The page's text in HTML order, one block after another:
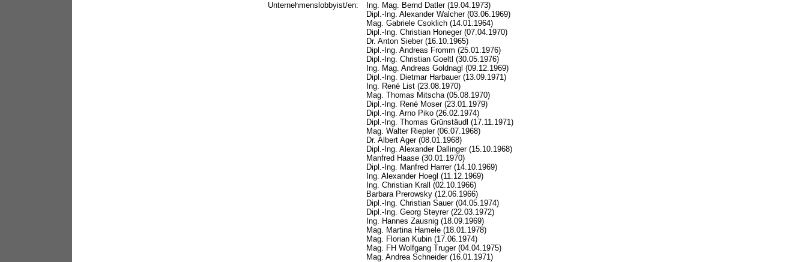
Unternehmenslobbyist/en:
Ing. Mag. Bernd Datler (19.04.1973)
Dipl.-Ing. Alexander Walcher (03.06.1969)
Mag. Gabriele Csoklich (14.01.1964)
Dipl.-Ing. Christian Honeger (07.04.1970)
Dr. Anton Sieber (16.10.1965)
Dipl.-Ing. Andreas Fromm (25.01.1976)
Dipl.-Ing. Christian Goeltl (30.05.1976)
Ing. Mag. Andreas Goldnagl (09.12.1969)
Dipl.-Ing. Dietmar Harbauer (13.09.1971)
Ing. René List (23.08.1970)
Mag. Thomas Mitscha (05.08.1970)
Dipl.-Ing. René Moser (23.01.1979)
Dipl.-Ing. Arno Piko (26.02.1974)
Dipl.-Ing. Thomas Grünstäudl (17.11.1971)
Mag. Walter Riepler (06.07.1968)
Dr. Albert Ager (08.01.1968)
Dipl.-Ing. Alexander Dallinger (15.10.1968)
Manfred Haase (30.01.1970)
Dipl.-Ing. Manfred Harrer (14.10.1969)
Ing. Alexander Hoegl (11.12.1969)
Ing. Christian Krall (02.10.1966)
Barbara Prerowsky (12.06.1966)
Dipl.-Ing. Christian Sauer (04.05.1974)
Dipl.-Ing. Georg Steyrer (22.03.1972)
Ing. Hannes Zausnig (18.09.1969)
Mag. Martina Hamele (18.01.1978)
Mag. Florian Kubin (17.06.1974)
Mag. FH Wolfgang Truger (04.04.1975)
Mag. Andrea Schneider (16.01.1971)